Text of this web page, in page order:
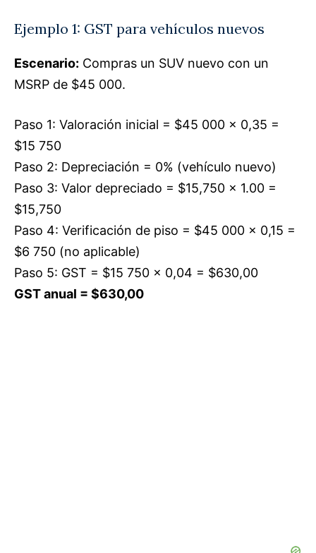
Ejemplo 1: GST para vehículos nuevos
Escenario: Compras un SUV nuevo con un
MSRP de $45 000.
Paso 1: Valoración inicial = $45 000 × 0,35 =
$15 750
Paso 2: Depreciación = 0% (vehículo nuevo)
Paso 3: Valor depreciado = $15,750 × 1.00 =
$15,750
Paso 4: Verificación de piso = $45 000 × 0,15 =
$6 750 (no aplicable)
Paso 5: GST = $15 750 × 0,04 = $630,00
GST anual = $630,00